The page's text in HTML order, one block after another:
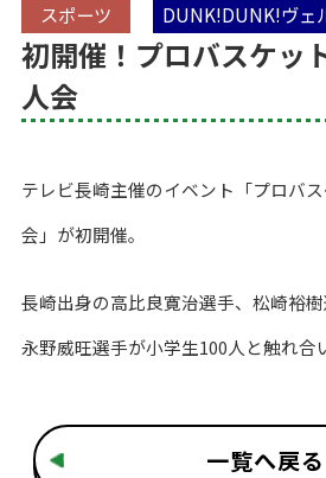
スポーツ DUNK!DUNK!ヴェ
初開催！プロバスケッ
人会
テレビ長崎主催のイベント「プロバ
会」が初開催。
長崎出身の高比良寛治選手、松崎裕樹
永野威旺選手が小学生100人と触れ合
一覧へ戻る